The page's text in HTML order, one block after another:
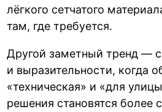
лёгкого сетчатого
там, где требуется.
Другой заметный тренд —
и выразительности, когда
«техническая» и «для
решения становятся более